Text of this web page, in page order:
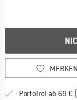
MERKEN
Portofrei ab 69 €